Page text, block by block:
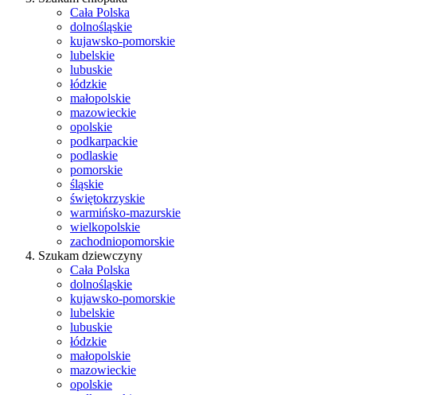
Cała Polska
dolnośląskie
kujawsko-pomorskie
lubelskie
lubuskie
łódzkie
małopolskie
mazowieckie
opolskie
podkarpackie
podlaskie
pomorskie
śląskie
świętokrzyskie
warmińsko-mazurskie
wielkopolskie
zachodniopomorskie
Szukam dziewczyny
Cała Polska
dolnośląskie
kujawsko-pomorskie
lubelskie
lubuskie
łódzkie
małopolskie
mazowieckie
opolskie